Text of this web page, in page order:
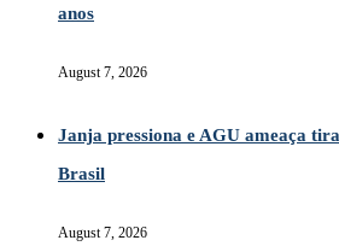
anos
August 7, 2026
Janja pressiona e AGU ameaça
Brasil
August 7, 2026